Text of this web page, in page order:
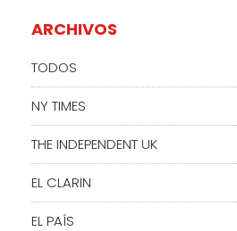
ARCHIVOS
TODOS
NY TIMES
THE INDEPENDENT UK
EL CLARIN
EL PAÍS